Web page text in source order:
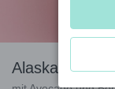
Alaska-